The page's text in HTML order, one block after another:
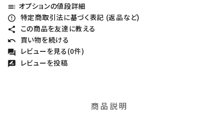
toc オプションの値段詳細
error_outline 特定商取引法に基づく表記 (返品など)
share この商品を友達に教える
undo 買い物を続ける
forum レビューを見る(0件)
rate_review レビューを投稿
商品説明